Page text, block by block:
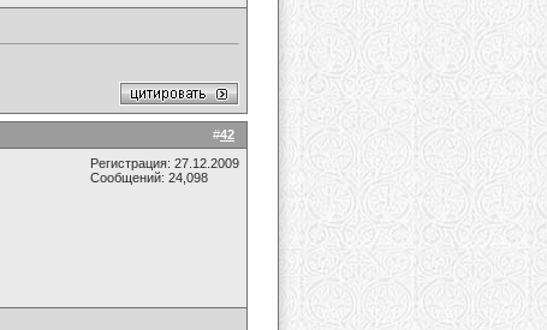
#42
Регистрация: 27.12.2009
Сообщений: 24,098